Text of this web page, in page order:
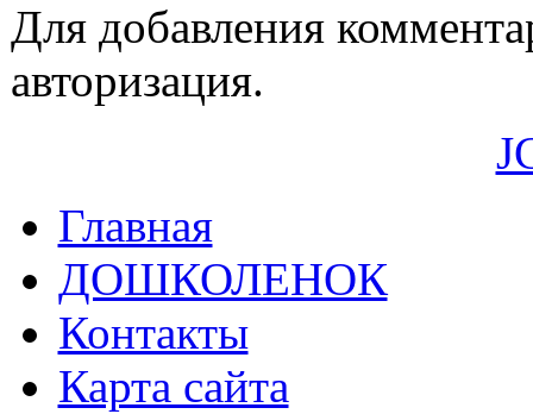
Для добавления
авторизация.
Главная
ДОШКОЛЕНОК
Контакты
Карта сайта